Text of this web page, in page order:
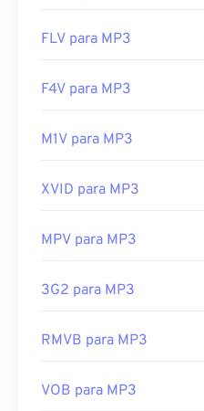
FLV para MP3
F4V para MP3
M1V para MP3
XVID para MP3
MPV para MP3
3G2 para MP3
RMVB para MP3
VOB para MP3